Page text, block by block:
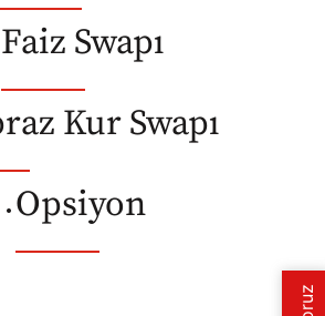
Faiz Swapı
Kur Swapı
• Opsiyon